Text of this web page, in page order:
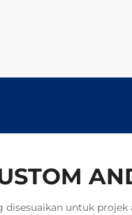
untuk projek